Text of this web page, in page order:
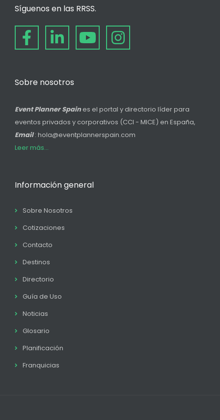
Síguenos en las RRSS.
Sobre nosotros
Event Planner Spain es el portal y directorio líder para
eventos privados y corporativos (CCI - MICE) en España,
Email: hola@eventplannerspain.com
Leer más...
Información general
Sobre Nosotros
Cotizaciones
Contacto
Destinos
Directorio
Guía de Uso
Noticias
Glosario
Planificación
Franquicias